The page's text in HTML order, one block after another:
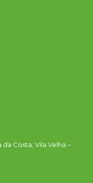
da Costa, Vila Velha –